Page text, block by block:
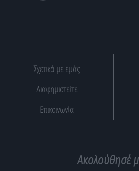
Σχετικά με εμάς
Διαφημιστείτε
Επικοινωνία
Ακολούθησέ